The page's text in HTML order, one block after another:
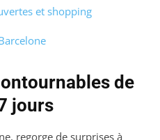
et shopping
de
jours
regorge de surprises à